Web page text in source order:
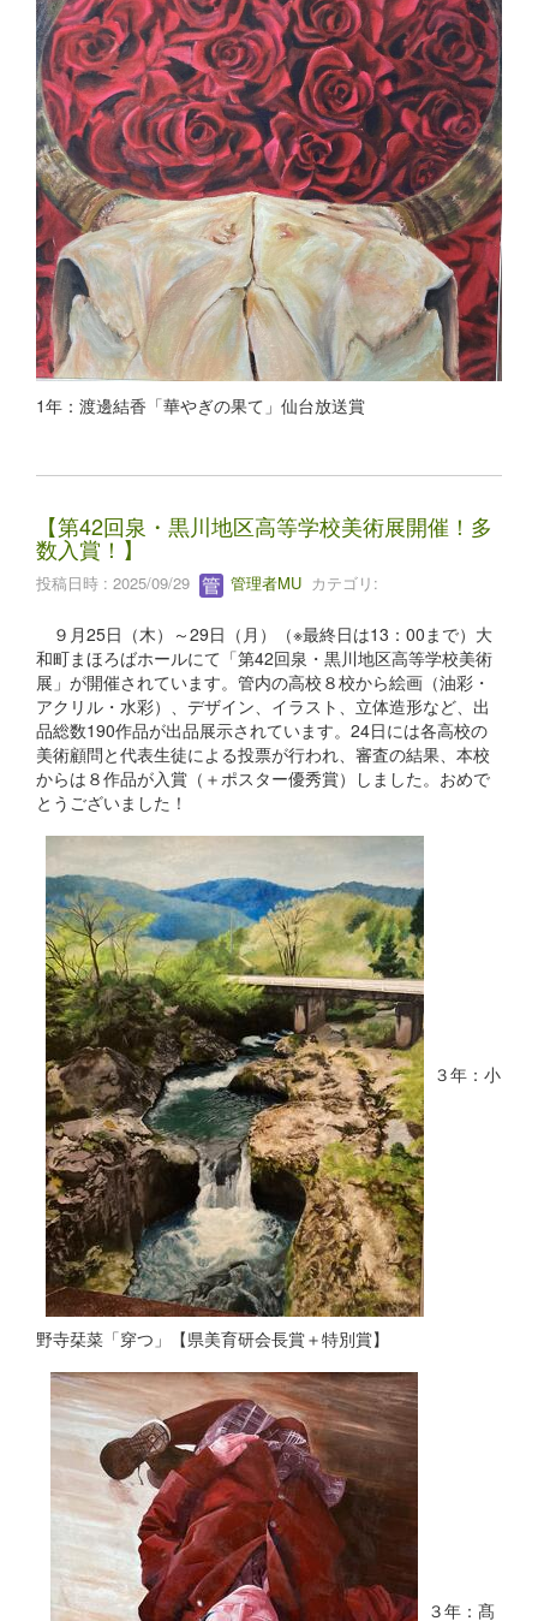
1年：渡邊結香「華やぎの果て」仙台放送賞
【第42回泉・黒川地区高等学校美術展開催！多
数入賞！】
投稿日時 : 2025/09/29 管理者MU カテゴリ:
９月25日（木）～29日（月）（※最終日は13：00まで）大
和町まほろばホールにて「第42回泉・黒川地区高等学校美術
展」が開催されています。管内の高校８校から絵画（油彩・
アクリル・水彩）、デザイン、イラスト、立体造形など、出
品総数190作品が出品展示されています。24日には各高校の
美術顧問と代表生徒による投票が行われ、審査の結果、本校
からは８作品が入賞（＋ポスター優秀賞）しました。おめで
とうございました！
３年：小
野寺栞菜「穿つ」【県美育研会長賞＋特別賞】
３年：髙